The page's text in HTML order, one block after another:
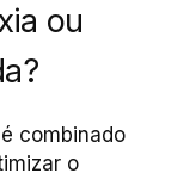
ou
combinado
o